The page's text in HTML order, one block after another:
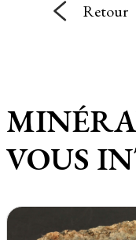
Retour
VOUS